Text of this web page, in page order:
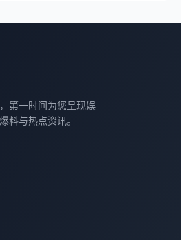
第一时间为您呈现娱
料与热点资讯。